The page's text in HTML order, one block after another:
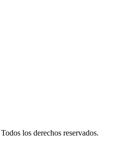
Todos los derechos reservados.